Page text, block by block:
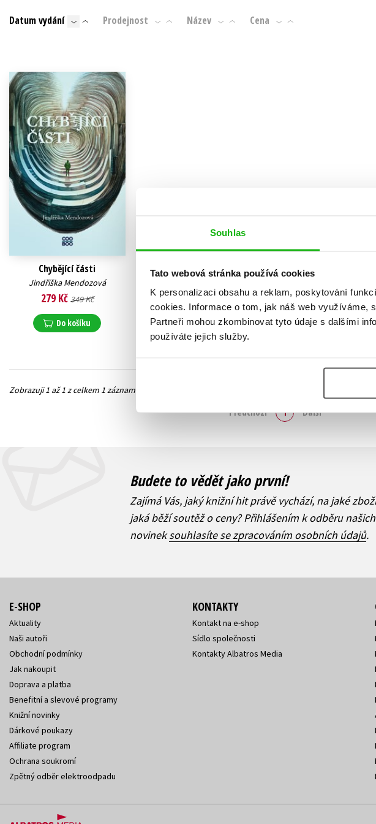
Souhlas
Tato webová stránka používá cookies
K personalizaci obsahu a reklam, poskytování
cookies. Informace o tom, jak náš web využíváme,
Partneři mohou zkombinovat tyto údaje s dalšími
používáte jejich služby.
Beletrie pro děti
Byznys a ekonomie
Jazyky
Populárně -
Datum vydání Prodejnost Název Cena
Chybějící části
Jindřiška Mendozová
279 Kč 349 Kč
Do košíku
Zobrazuji 1 až 1 z celkem 1 záznamů
Předchozí 1 Další
Budete to vědět jako první!
Zajímá Vás, jaký knižní hit právě vychází, na jaké
jaká běží soutěž o ceny? Přihlášením k odběru
novineksouhlasíte se zpracováním osobních údajů.
E-SHOP
Aktuality
Naši autoři
Obchodní podmínky
Jak nakoupit
Doprava a platba
Benefitní a slevové programy
Knižní novinky
Dárkové poukazy
Affiliate program
Ochrana soukromí
Zpětný odběr elektroodpadu
KONTAKTY
Kontakt na e-shop
Sídlo společnosti
Kontakty Albatros Media